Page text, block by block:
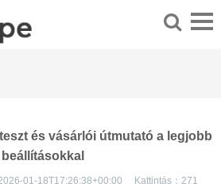
és vásárlói útmutató a legjobb
beállításokkal
01-18T17:26:38+00:00 Kattintás： 271